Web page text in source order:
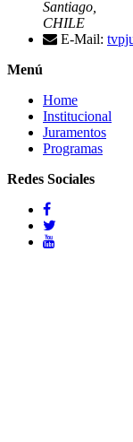
Santiago,
CHILE
E-Mail:
Menú
Home
Institucional
Juramentos
Programas
Redes Sociales